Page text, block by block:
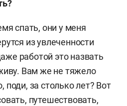
спать, они у меня
из увлеченности
работой это назвать
Вам же не тяжело
за столько лет? Вот
путешествовать,